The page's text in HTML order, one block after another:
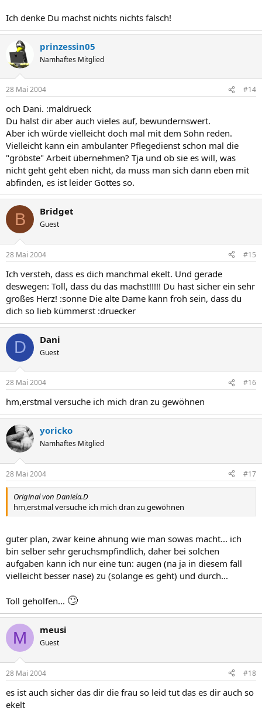
Ich denke Du machst nichts nichts falsch!
prinzessin05
Namhaftes Mitglied
28 Mai 2004 #14
och Dani. :maldrueck
Du halst dir aber auch vieles auf, bewundernswert.
Aber ich würde vielleicht doch mal mit dem Sohn reden.
Vielleicht kann ein ambulanter Pflegedienst schon mal die
"gröbste" Arbeit übernehmen? Tja und ob sie es will, was
nicht geht geht eben nicht, da muss man sich dann eben mit
abfinden, es ist leider Gottes so.
B Bridget
Guest
28 Mai 2004 #15
Ich versteh, dass es dich manchmal ekelt. Und gerade
deswegen: Toll, dass du das machst!!!!! Du hast sicher ein sehr
großes Herz! :sonne Die alte Dame kann froh sein, dass du
dich so lieb kümmerst :druecker
D Dani
Guest
28 Mai 2004 #16
hm,erstmal versuche ich mich dran zu gewöhnen
yoricko
Namhaftes Mitglied
28 Mai 2004 #17
Original von Daniela.D
hm,erstmal versuche ich mich dran zu gewöhnen
guter plan, zwar keine ahnung wie man sowas macht... ich
bin selber sehr geruchsmpfindlich, daher bei solchen
aufgaben kann ich nur eine tun: augen (na ja in diesem fall
vielleicht besser nase) zu (solange es geht) und durch...
Toll geholfen... 🙄
M meusi
Guest
28 Mai 2004 #18
es ist auch sicher das dir die frau so leid tut das es dir auch so
ekelt